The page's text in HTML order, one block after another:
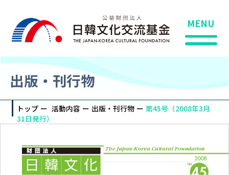
MENU
出版・刊行物
トップ 活動内容 出版・刊行物
第45号（2008年3月
31日発行）